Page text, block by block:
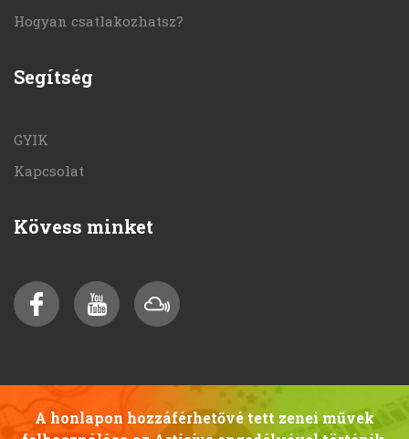
Hogyan csatlakozhatsz?
Segítség
GYIK
Kapcsolat
Kövess minket
A honlapon hozzáférhetővé tett zenei művek